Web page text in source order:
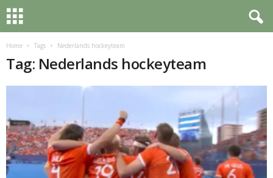
Home Tags Nederlands hockeyteam
Tag: Nederlands hockeyteam